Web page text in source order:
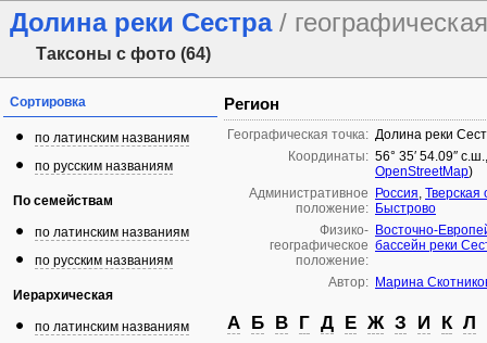
Долина реки Сестра /
Таксоны с фото (64)
Сортировка
по латинским названиям
по русским названиям
По семействам
по латинским названиям
по русским названиям
Иерархическая
по латинским названиям
Регион
Географическая точка: Долина реки
Координаты: 56° 35′ 54.09″
OpenStreetMap)
Административное
положение:
Россия, Тверская
Быстрово
Физико-
географическое
положение:
Восточно-
бассейн реки
Автор: Марина
А Б В Г Д Е Ж З И К Л